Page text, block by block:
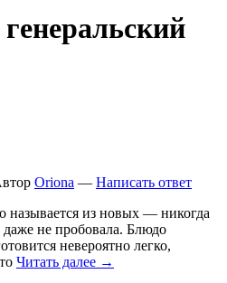
генеральский
Oriona — Написать ответ
называется из новых — никогда
не пробовала. Блюдо
невероятно легко,
Читать далее →